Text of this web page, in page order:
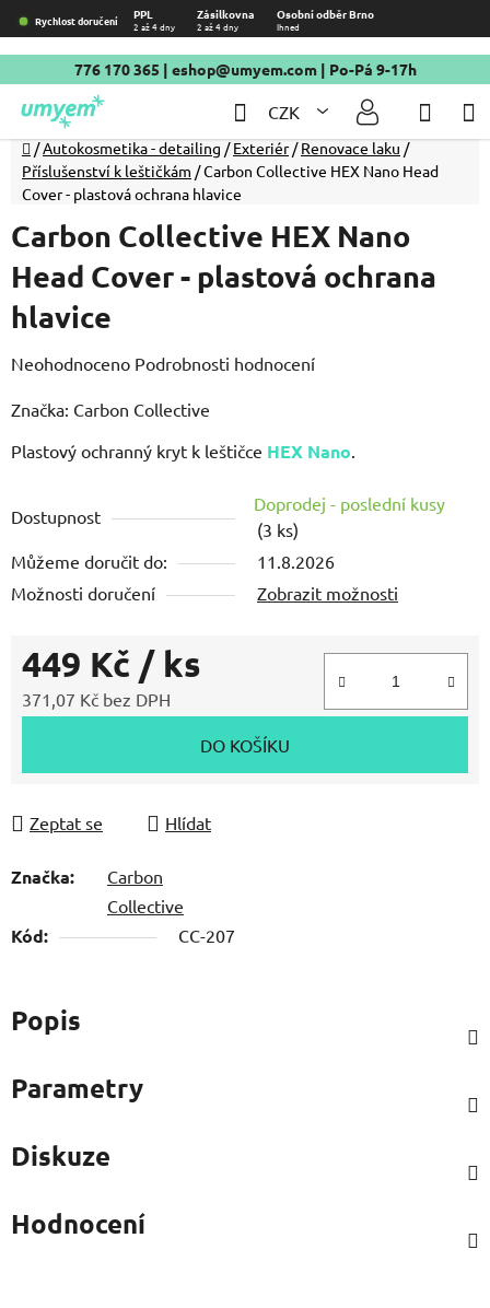
Přejít
na
obsah
Rychlost doručení PPL Zásilkovna Osobní odběr Brno
2 až 4 dny 2 až 4 dny Ihned
776 170 365 | eshop@umyem.com| Po-Pá 9-17h
CZK
Hledat
Domů
/Autokosmetika - detailing / Exteriér / Renovace laku /
Příslušenství k leštičkám /Carbon Collective HEX Nano Head
Cover - plastová ochrana hlavice
Plastový ochranný kryt k leštičce HEX Nano
Dostupnost
Doprodej - poslední kusy
(3 ks)
Můžeme doručit do:
11.8.2026
Možnosti doručení
Zobrazit možnosti
449 Kč / ks
371,07 Kč bez DPH
DO KOŠÍKU
Zeptat se Hlídat
Značka:
Carbon
Collective
Kód: CC-207
Carbon Collective HEX Nano
Head Cover - plastová ochrana
hlavice
Průměrné
produktu
je
z
hvězdiček.
Neohodnoceno Podrobnosti hodnocení
Značka: Carbon Collective
Popis
Parametry
Diskuze
Hodnocení